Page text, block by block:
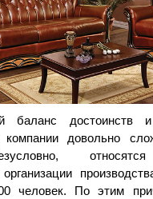
баланс достоинств и
компании довольно
человек. По этим